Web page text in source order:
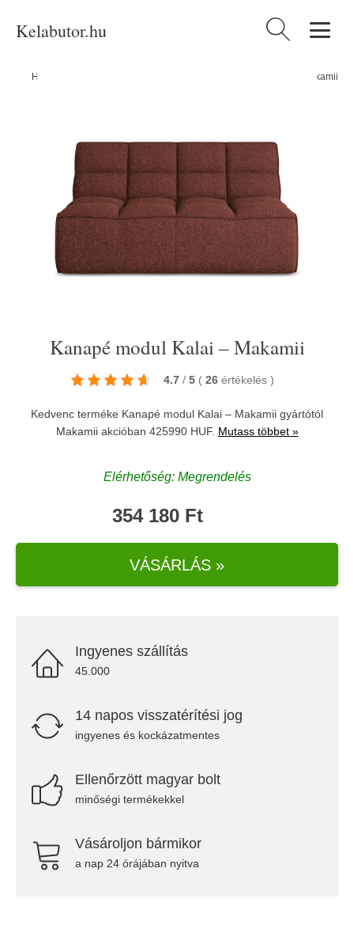
Kelabutor.hu Keresés:
Home Kanapé modul Kalai – Makamii
Kanapé modul Kalai – Makamii
4.7 / 5 ( 26 értékelés )
Kedvenc terméke Kanapé modul Kalai – Makamii gyártótól
Makamiiakcióban 425990 HUF. Mutass többet »
Elérhetőség: Megrendelés
354 180 Ft
VÁSÁRLÁS »
Ingyenes szállítás
45.000
14 napos visszatérítési jog
ingyenes és kockázatmentes
Ellenőrzött magyar bolt
minőségi termékekkel
Vásároljon bármikor
a nap 24 órájában nyitva